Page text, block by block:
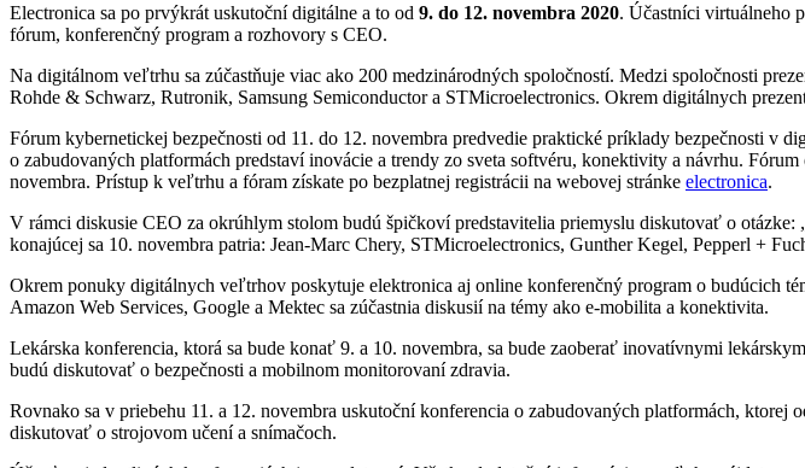
Electronica sa po prvýkrát uskutoční digitálne a to od 9. do 12. novembra 2020. Účastníci virtuálneho
fórum, konferenčný program a rozhovory s CEO.
Na digitálnom veľtrhu sa zúčastňuje viac ako 200 medzinárodných spoločností. Medzi spoločnosti
Rohde & Schwarz, Rutronik, Samsung Semiconductor a STMicroelectronics. Okrem digitálnych
Fórum kybernetickej bezpečnosti od 11. do 12. novembra predvedie praktické príklady bezpečnosti v
o zabudovaných platformách predstaví inovácie a trendy zo sveta softvéru, konektivity a návrhu.
novembra. Prístup k veľtrhu a fóram získate po bezplatnej registrácii na webovej stránke electronica.
V rámci diskusie CEO za okrúhlym stolom budú špičkoví predstavitelia priemyslu diskutovať o
konajúcej sa 10. novembra patria: Jean-Marc Chery, STMicroelectronics, Gunther Kegel, Pepperl +
Okrem ponuky digitálnych veľtrhov poskytuje elektronica aj online konferenčný program o budúcich
Amazon Web Services, Google a Mektec sa zúčastnia diskusií na témy ako e-mobilita a konektivita.
Lekárska konferencia, ktorá sa bude konať 9. a 10. novembra, sa bude zaoberať inovatívnymi
budú diskutovať o bezpečnosti a mobilnom monitorovaní zdravia.
Rovnako sa v priebehu 11. a 12. novembra uskutoční konferencia o zabudovaných platformách,
diskutovať o strojovom učení a snímačoch.